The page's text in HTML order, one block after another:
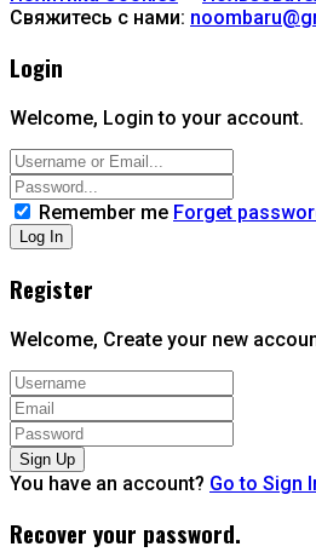
Свяжитесь с нами:
Login
Welcome, Login to your account.
Remember me Forget
Register
Welcome, Create your new
You have an account? Go to Sign
Recover your password.